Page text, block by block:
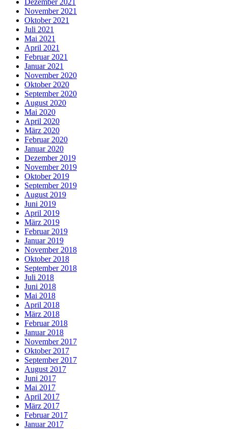
November 2021
Oktober 2021
Juli 2021
Mai 2021
April 2021
Februar 2021
Januar 2021
November 2020
Oktober 2020
September 2020
August 2020
Mai 2020
April 2020
März 2020
Februar 2020
Januar 2020
Dezember 2019
November 2019
Oktober 2019
September 2019
August 2019
Juni 2019
April 2019
März 2019
Februar 2019
Januar 2019
November 2018
Oktober 2018
September 2018
Juli 2018
Juni 2018
Mai 2018
April 2018
März 2018
Februar 2018
Januar 2018
November 2017
Oktober 2017
September 2017
August 2017
Juni 2017
Mai 2017
April 2017
März 2017
Februar 2017
Januar 2017